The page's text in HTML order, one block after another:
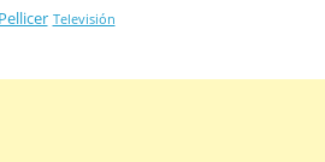
Pellicer Televisión